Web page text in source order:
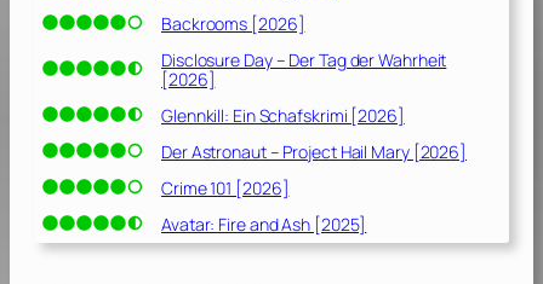
Backrooms [2026]
Disclosure Day – Der Tag der Wahrheit
[2026]
Glennkill: Ein Schafskrimi [2026]
Der Astronaut – Project Hail Mary [2026]
Crime 101 [2026]
Avatar: Fire and Ash [2025]